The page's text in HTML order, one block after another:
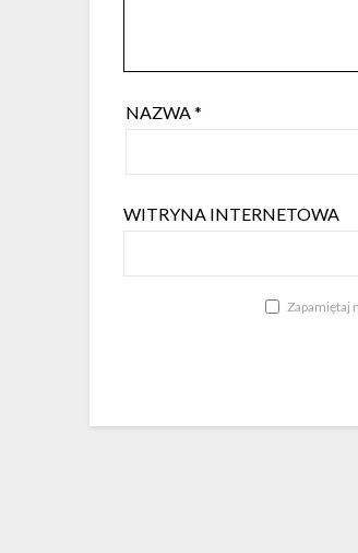
NAZWA*
WITRYNA INTERNETOWA
Zapamiętaj